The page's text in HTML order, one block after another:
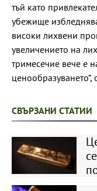
тъй като
убежище
високи лихвени
увеличението на
тримесечие вече е
ценообразуването“,
СВЪРЗАНИ СТАТИИ